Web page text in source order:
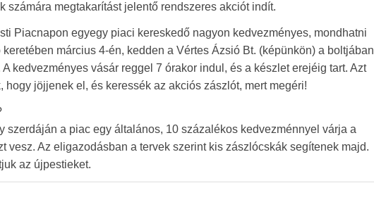
számára megtakarítást jelentő rendszeres akciót indít.
Piacnapon egyegy piaci kereskedő nagyon kedvezményes, mondhatni
március 4-én, kedden a Vértes Ázsió Bt. (képünkön) a boltjában
kedvezményes vásár reggel 7 órakor indul, és a készlet erejéig tart. Azt
jöjjenek el, és keressék az akciós zászlót, mert megéri!
szerdáján a piac egy általános, 10 százalékos kedvezménnyel várja a
vesz. Az eligazodásban a tervek szerint kis zászlócskák segítenek majd.
az újpestieket.